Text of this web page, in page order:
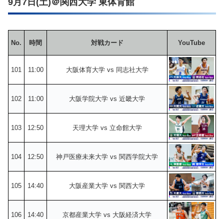
No. 時間 対戦カード YouTube
101 11:00 大阪体育大学 vs 同志社大学
102 11:00 大阪学院大学 vs 近畿大学
103 12:50 天理大学 vs 立命館大学
104 12:50 神戸医療未来大学 vs 関西学院大学
105 14:40 大阪産業大学 vs 関西大学
106 14:40 京都産業大学 vs 大阪経済大学